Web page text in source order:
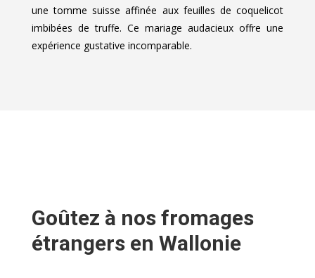
une tomme suisse affinée aux feuilles de coquelicot
imbibées de truffe. Ce mariage audacieux offre une
expérience gustative incomparable.
Goûtez à nos fromages
étrangers en Wallonie